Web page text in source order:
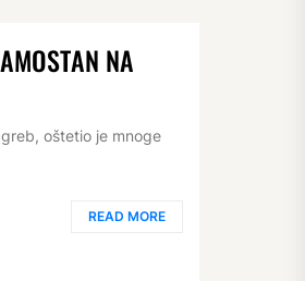
NA
oštetio je mnoge
READ MORE